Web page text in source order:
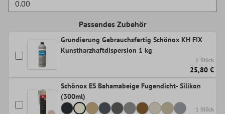
Passendes Zubehör
Grundierung Gebrauchsfertig Schönox KH FIX
Kunstharzhaftdispersion 1 kg
1 Stück
25,80 €
Schönox ES Bahamabeige Fugendicht- Silikon
(300ml)
1 Stück